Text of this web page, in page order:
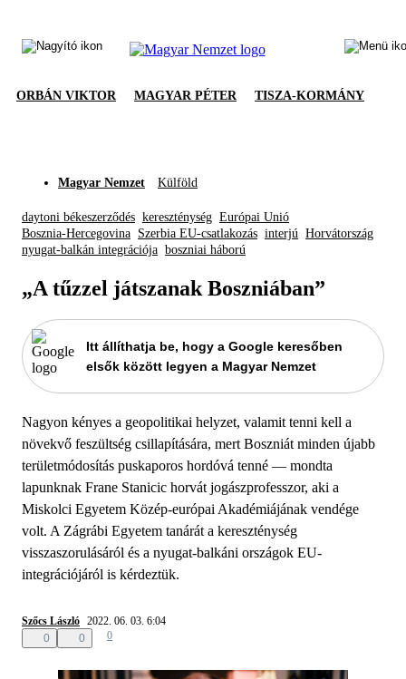
ORBÁN VIKTOR MAGYAR PÉTER TISZA-KORMÁNY
Magyar Nemzet Külföld
daytoni békeszerződés kereszténység Európai Unió
Bosznia-Hercegovina Szerbia EU-csatlakozás interjú Horvátország
nyugat-balkán integrációja boszniai háború
„A tűzzel játszanak Boszniában”
Itt állíthatja be, hogy a Google keresőben
elsők között legyen a Magyar Nemzet
Nagyon kényes a geopolitikai helyzet, valamit tenni kell a
növekvő feszültség csillapítására, mert Boszniát minden újabb
területmódosítás puskaporos hordóvá tenné — mondta
lapunknak Frane Stanicic horvát jogászprofesszor, aki a
Miskolci Egyetem Közép-európai Akadémiájának vendége
volt. A Zágrábi Egyetem tanárát a kereszténység
visszaszorulásáról és a nyugat-balkáni országok EU-
integrációjáról is kérdeztük.
Szőcs László 2022. 06. 03. 6:04
0
0 0